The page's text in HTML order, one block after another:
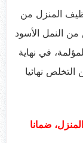
المنزل من
من النمل الأسود
في نهاية
نهائيا
ضمانا